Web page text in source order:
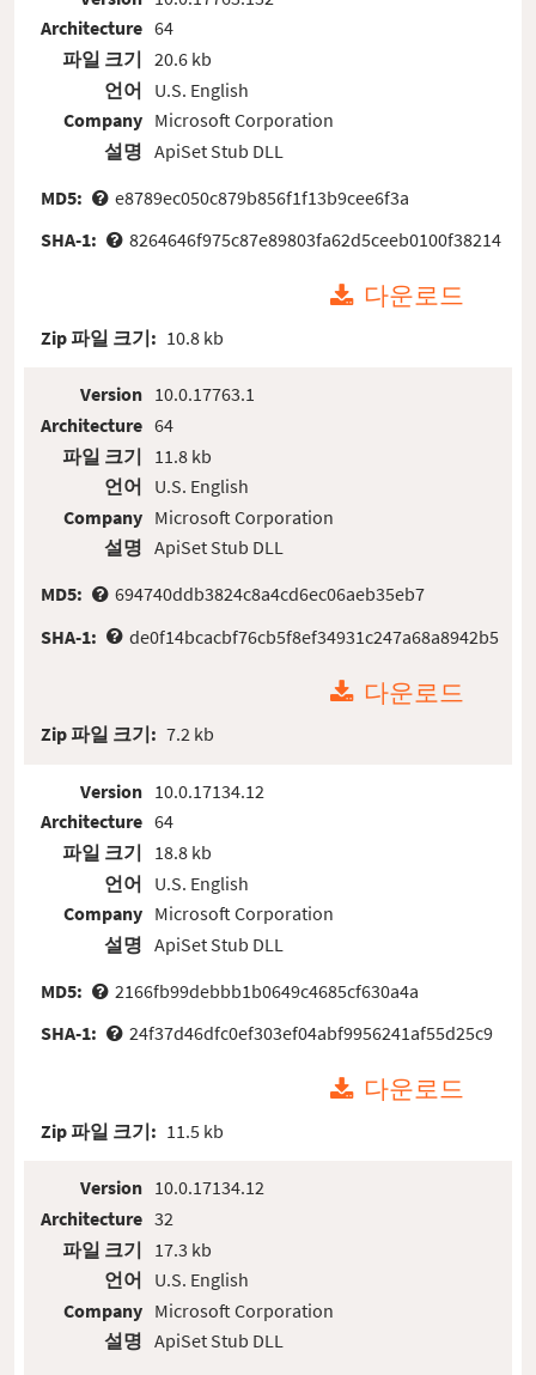
Architecture
파일 크기
언어
Company
설명
64
20.6 kb
U.S. English
Microsoft Corporation
ApiSet Stub DLL
MD5:
e8789ec050c879b856f1f13b9cee6f3a
SHA-1:
8264646f975c87e89803fa62d5ceeb0100f38214
다운로드
Zip 파일 크기: 10.8 kb
Version
Architecture
파일 크기
언어
Company
설명
10.0.17763.1
64
11.8 kb
U.S. English
Microsoft Corporation
ApiSet Stub DLL
MD5:
694740ddb3824c8a4cd6ec06aeb35eb7
SHA-1:
de0f14bcacbf76cb5f8ef34931c247a68a8942b5
다운로드
Zip 파일 크기: 7.2 kb
Version
Architecture
파일 크기
언어
Company
설명
10.0.17134.12
64
18.8 kb
U.S. English
Microsoft Corporation
ApiSet Stub DLL
MD5:
2166fb99debbb1b0649c4685cf630a4a
SHA-1:
24f37d46dfc0ef303ef04abf9956241af55d25c9
다운로드
Zip 파일 크기: 11.5 kb
Version
Architecture
파일 크기
언어
Company
설명
10.0.17134.12
32
17.3 kb
U.S. English
Microsoft Corporation
ApiSet Stub DLL